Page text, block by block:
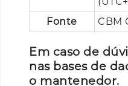
Fonte
CBM
Em caso de
nas bases de
o mantenedor.